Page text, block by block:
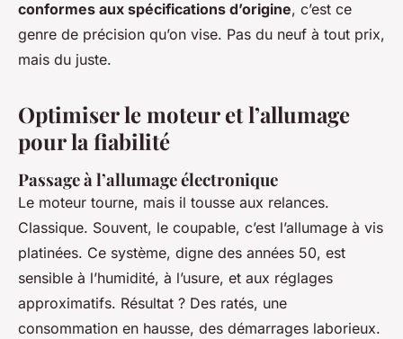
conformes aux spécifications d’origine, c’est ce
genre de précision qu’on vise. Pas du neuf à tout prix,
mais du juste.
Optimiser le moteur et l’allumage
pour la fiabilité
Passage à l’allumage électronique
Le moteur tourne, mais il tousse aux relances.
Classique. Souvent, le coupable, c’est l’allumage à vis
platinées. Ce système, digne des années 50, est
sensible à l’humidité, à l’usure, et aux réglages
approximatifs. Résultat ? Des ratés, une
consommation en hausse, des démarrages laborieux.